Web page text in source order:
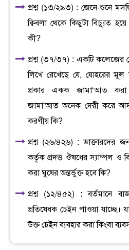
প্রশ্ন (১৩/২৯৩) : জেনে-শুনে
ক্বিবলা থেকে কিছুটা বিচ্যুত
কী?
প্রশ্ন (৩৭/৩৭) : একটি কলেজের
লিখে রেখেছে যে, যোহরের
প্রকার একক জামা‘আত করা
জামা‘আত অনেক দেরী করে
করণীয় কি?
প্রশ্ন (২৬/৪২৬) : ডাক্তারদের
কর্তৃক প্রদত্ত ঔষধের স্যাম্পল ও
করা ঘুষের অন্তর্ভুক্ত হবে কি?
প্রশ্ন (১২/৪৫২) : বর্তমানে
প্রতিষেধক চেইন পাওয়া যাচ্ছে।
উক্ত চেইন ব্যবহার করা কিংবা